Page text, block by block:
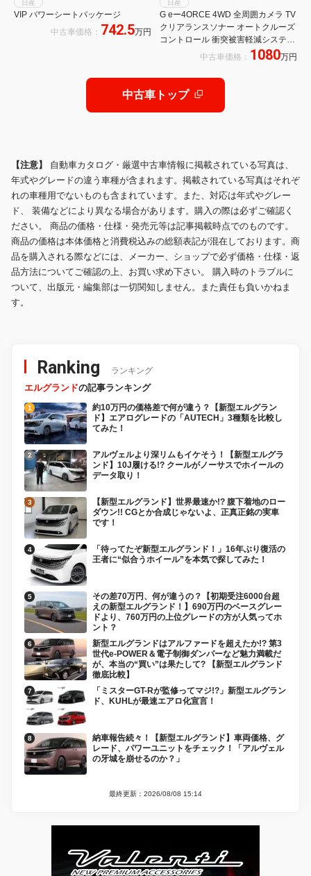
日産
VIP パワーシートパッケージ
中古車価格： 742.5万円
日産
G eー4ORCE 4WD 全周囲カメラ TV
クリアランスソナー オートクルーズ
コントロール 衝突被害軽減システム
両側電動スライドドア オートマチッ
フ スマートキー
中古車価格： 1080万円
中古車トップ
【注意】 自動車カタログ・厳選中古車情報に掲載されている写真は、
年式やグレードの違う車種が含まれます。掲載されている写真はそれぞ
れの車種用でないものも含まれています。また、対応は年式やグレー
ド、 装備などにより異なる場合があります。購入の際は必ずご確認く
ださい。 商品の価格・仕様・発売元等は記事掲載時点でのものです。
商品の価格は本体価格と消費税込みの総額表記が混在しております。商
品を購入される際などには、メーカー、ショップで必ず価格・仕様・返
品方法についてご確認の上、お買い求め下さい。 購入時のトラブルに
ついて、出版元・編集部は一切関知しません。また責任も負いかねま
す。
Ranking ランキング
エルグランドの記事ランキング
約10万円の価格差で何が違う？【新型エルグラン
ド】エアログレードの「AUTECH」3種類を比較し
てみた！
アルヴェルより深リムもイケそう！【新型エルグラ
ンド】10J履ける!? クールがノーサスでホイールの
データ取り！
【新型エルグランド】世界最速か!? 腹下着地のロー
ダウン!! CGとか合成じゃないよ、正真正銘の実車
です！
「待ってたぞ新型エルグランド！」16年ぶり復活の
王者に“似合うホイール”を本気で探してみた！
その差70万円、何が違うの？【初期受注6000台超
えの新型エルグランド！】690万円のベースグレー
ドより、760万円の上位グレードの方が人気ってホ
ント？
新型エルグランドはアルファードを超えたか!? 第3
世代e-POWER＆電子制御ダンパーなど魅力満載だ
が、本当の“買い”は果たして? 【新型エルグランド
徹底比較】
「ミスターGT-Rが監修ってマジ!?」新型エルグラン
ド、KUHLが最速エアロ化宣言！
納車報告続々！【新型エルグランド】車両価格、グ
レード、パワーユニットをチェック！「アルヴェル
の牙城を崩せるのか？」
最終更新：2026/08/08 15:14